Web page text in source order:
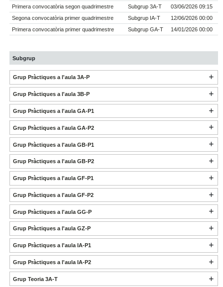
Primera convocatòria segon quadrimestre
Subgrup 3A-T
03/06/2026 09:15
Segona convocatòria primer quadrimestre
Subgrup IA-T
12/06/2026 00:00
Primera convocatòria primer quadrimestre
Subgrup GA-T 14/01/2026 00:00
Subgrup
Grup Pràctiques a l'aula 3A-P
Grup Pràctiques a l'aula 3B-P
Grup Pràctiques a l'aula GA-P1
Grup Pràctiques a l'aula GA-P2
Grup Pràctiques a l'aula GB-P1
Grup Pràctiques a l'aula GB-P2
Grup Pràctiques a l'aula GF-P1
Grup Pràctiques a l'aula GF-P2
Grup Pràctiques a l'aula GG-P
Grup Pràctiques a l'aula GZ-P
Grup Pràctiques a l'aula IA-P1
Grup Pràctiques a l'aula IA-P2
Grup Teoria 3A-T